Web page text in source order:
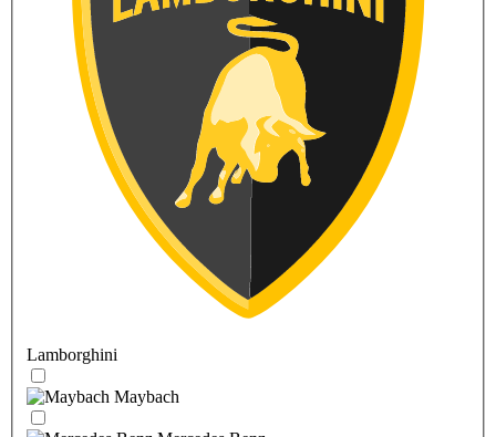
Lamborghini
Maybach